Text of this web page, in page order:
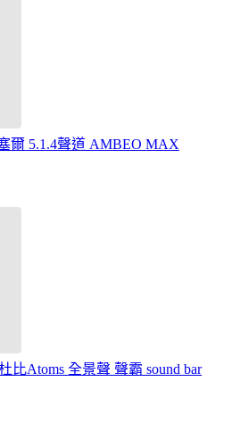
爾 5.1.4聲道 AMBEO MAX
比Atoms 全景聲 聲霸 sound bar